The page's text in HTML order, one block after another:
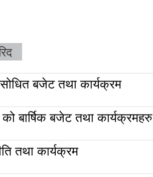
बजेट तथा कार्यक्रम
बार्षिक बजेट तथा कार्यक्रमहरु
तथा कार्यक्रम